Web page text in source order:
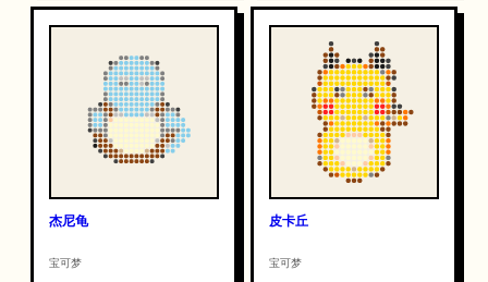
杰尼龟
宝可梦
皮卡丘
宝可梦